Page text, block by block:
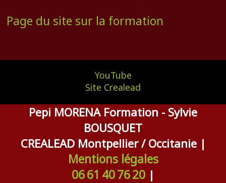
Page du site sur la formation
YouTube
Site Crealead
Pepi MORENA Formation - Sylvie
BOUSQUET
CREALEAD Montpellier / Occitanie |
Mentions légales
06 61 40 76 20 |